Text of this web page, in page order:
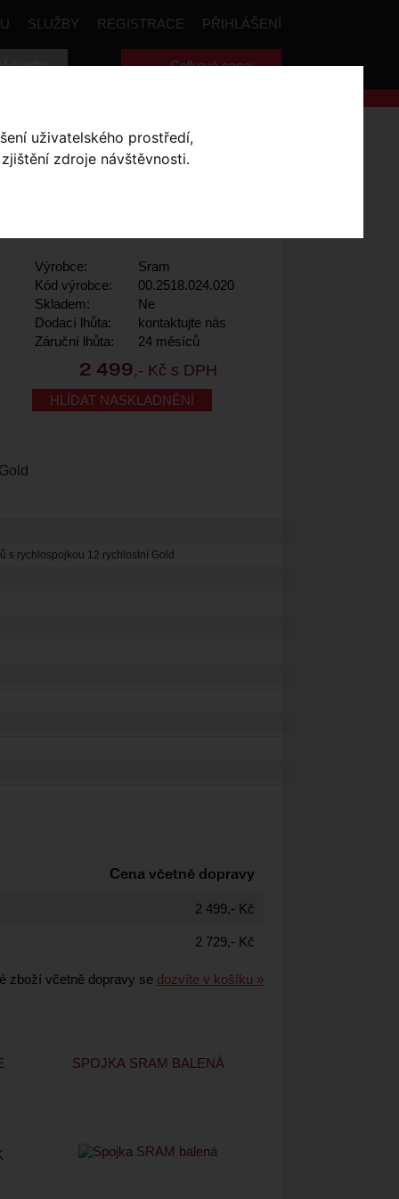
uživatelského prostředí,
zdroje návštěvnosti.
SLUŽBY REGISTRACE PŘIHLÁŠENÍ
Celková cena:
GLD 126L PWR.LCK 12S 1PCS
126L PWR.LCK
Výrobce:
Sram
Kód výrobce:
00.2518.024.020
Skladem:
Ne
Dodací lhůta:
kontaktujte nás
Záruční lhůta:
24 měsíců
2 499,- Kč s DPH
HLÍDAT NASKLADNĚNÍ
s rychlospojkou 12 rychlostní Gold
Cena včetně dopravy
2 499,- Kč
2 729,- Kč
zboží včetně dopravy se dozvíte v košíku »
SPOJKA SRAM BALENÁ